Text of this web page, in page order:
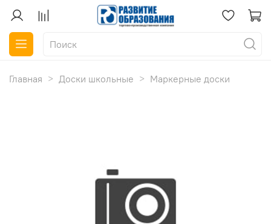
Главная Доски школьные Маркерные доски